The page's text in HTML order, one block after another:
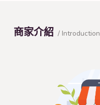
商家介紹 / Introduction